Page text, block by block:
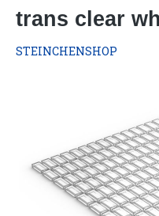
trans clear
STEINCHENSHOP